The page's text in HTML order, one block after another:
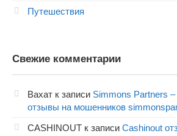
Путешествия
Свежие комментарии
Вахат к записи Simmons Partners
отзывы на мошенников
CASHINOUT к записи Cashinout